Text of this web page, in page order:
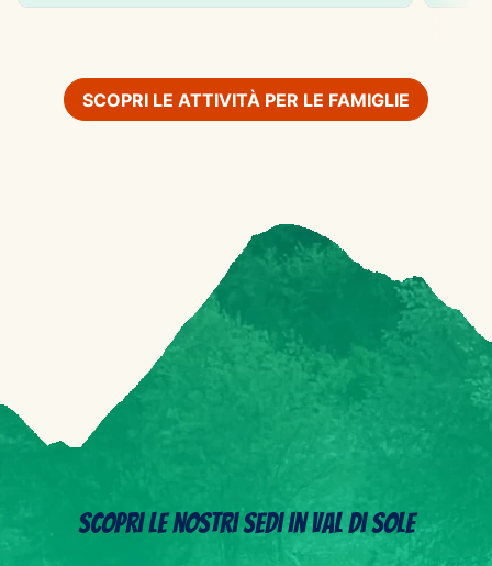
SCOPRI LE ATTIVITÀ PER LE FAMIGLIE
Scopri le nostri sedi in Val di Sole